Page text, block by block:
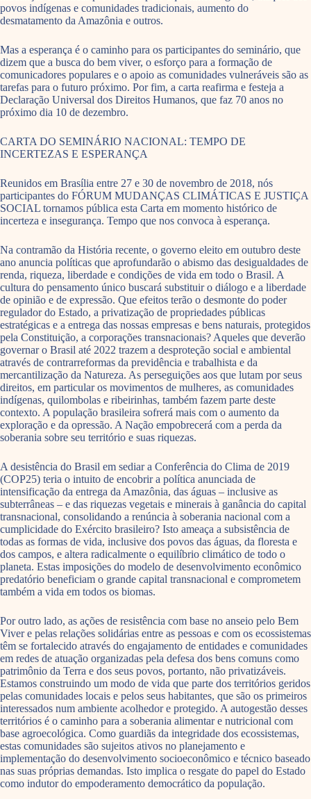
povos indígenas e comunidades tradicionais, aumento do
desmatamento da Amazônia e outros.
Mas a esperança é o caminho para os participantes do seminário, que
dizem que a busca do bem viver, o esforço para a formação de
comunicadores populares e o apoio as comunidades vulneráveis são as
tarefas para o futuro próximo. Por fim, a carta reafirma e festeja a
Declaração Universal dos Direitos Humanos, que faz 70 anos no
próximo dia 10 de dezembro.
CARTA DO SEMINÁRIO NACIONAL: TEMPO DE
INCERTEZAS E ESPERANÇA
Reunidos em Brasília entre 27 e 30 de novembro de 2018, nós
participantes do FÓRUM MUDANÇAS CLIMÁTICAS E JUSTIÇA
SOCIAL tornamos pública esta Carta em momento histórico de
incerteza e insegurança. Tempo que nos convoca à esperança.
Na contramão da História recente, o governo eleito em outubro deste
ano anuncia políticas que aprofundarão o abismo das desigualdades de
renda, riqueza, liberdade e condições de vida em todo o Brasil. A
cultura do pensamento único buscará substituir o diálogo e a liberdade
de opinião e de expressão. Que efeitos terão o desmonte do poder
regulador do Estado, a privatização de propriedades públicas
estratégicas e a entrega das nossas empresas e bens naturais, protegidos
pela Constituição, a corporações transnacionais? Aqueles que deverão
governar o Brasil até 2022 trazem a desproteção social e ambiental
através de contrarreformas da previdência e trabalhista e da
mercantilização da Natureza. As perseguições aos que lutam por seus
direitos, em particular os movimentos de mulheres, as comunidades
indígenas, quilombolas e ribeirinhas, também fazem parte deste
contexto. A população brasileira sofrerá mais com o aumento da
exploração e da opressão. A Nação empobrecerá com a perda da
soberania sobre seu território e suas riquezas.
A desistência do Brasil em sediar a Conferência do Clima de 2019
(COP25) teria o intuito de encobrir a política anunciada de
intensificação da entrega da Amazônia, das águas – inclusive as
subterrâneas – e das riquezas vegetais e minerais à ganância do capital
transnacional, consolidando a renúncia à soberania nacional com a
cumplicidade do Exército brasileiro? Isto ameaça a subsistência de
todas as formas de vida, inclusive dos povos das águas, da floresta e
dos campos, e altera radicalmente o equilíbrio climático de todo o
planeta. Estas imposições do modelo de desenvolvimento econômico
predatório beneficiam o grande capital transnacional e comprometem
também a vida em todos os biomas.
Por outro lado, as ações de resistência com base no anseio pelo Bem
Viver e pelas relações solidárias entre as pessoas e com os ecossistemas
têm se fortalecido através do engajamento de entidades e comunidades
em redes de atuação organizadas pela defesa dos bens comuns como
patrimônio da Terra e dos seus povos, portanto, não privatizáveis.
Estamos construindo um modo de vida que parte dos territórios geridos
pelas comunidades locais e pelos seus habitantes, que são os primeiros
interessados num ambiente acolhedor e protegido. A autogestão desses
territórios é o caminho para a soberania alimentar e nutricional com
base agroecológica. Como guardiãs da integridade dos ecossistemas,
estas comunidades são sujeitos ativos no planejamento e
implementação do desenvolvimento socioeconômico e técnico baseado
nas suas próprias demandas. Isto implica o resgate do papel do Estado
como indutor do empoderamento democrático da população.